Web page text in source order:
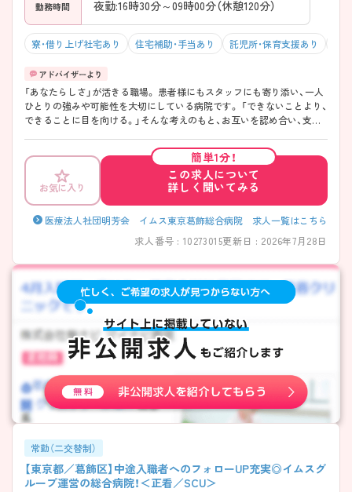
勤務時間 夜勤:16時30分～09時00分（休憩120分）
寮・借り上げ社宅あり 住宅補助・手当あり 託児所・保育支援あり
「あなたらしさ」が活きる職場。 患者様にもスタッフにも寄り添い、一人
ひとりの強みや可能性を大切にしている病院です。 「できないことより、
できることに目を向ける。」そんな考えのもと、お互いを認め合い、支え
浅い方やブランクのある方も安心して成長できる環境です◎
お気に入り
簡単1分！
この求人について
詳しく聞いてみる
医療法人社団明芳会 イムス東京葛飾総合病院 求人一覧はこちら
求人番号 : 10273015更新日 : 2026年7月28日
常勤（二交替制）
【東京都／葛飾区】中途入職者へのフォローUP充実◎イムスグ
ループ運営の総合病院！＜正看／SCU＞